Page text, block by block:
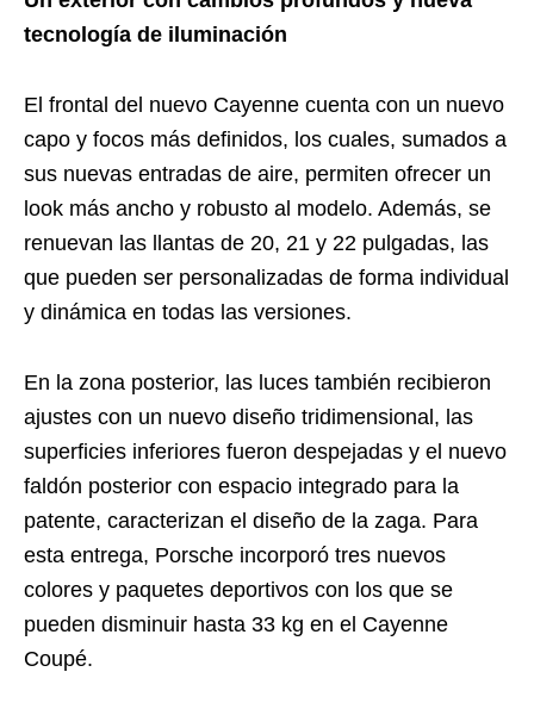
tecnología de iluminación
El frontal del nuevo Cayenne cuenta con un nuevo
capo y focos más definidos, los cuales, sumados a
sus nuevas entradas de aire, permiten ofrecer un
look más ancho y robusto al modelo. Además, se
renuevan las llantas de 20, 21 y 22 pulgadas, las
que pueden ser personalizadas de forma individual
y dinámica en todas las versiones.
En la zona posterior, las luces también recibieron
ajustes con un nuevo diseño tridimensional, las
superficies inferiores fueron despejadas y el nuevo
faldón posterior con espacio integrado para la
patente, caracterizan el diseño de la zaga. Para
esta entrega, Porsche incorporó tres nuevos
colores y paquetes deportivos con los que se
pueden disminuir hasta 33 kg en el Cayenne
Coupé.